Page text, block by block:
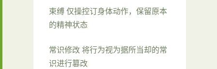
束缚 仅操控订身体动作，保留原本
的精神状态
常识修改 将行为视为据所当却的常
识进行篡改